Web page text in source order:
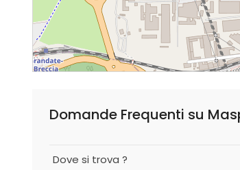
Domande Frequenti su
Dove si trova ?